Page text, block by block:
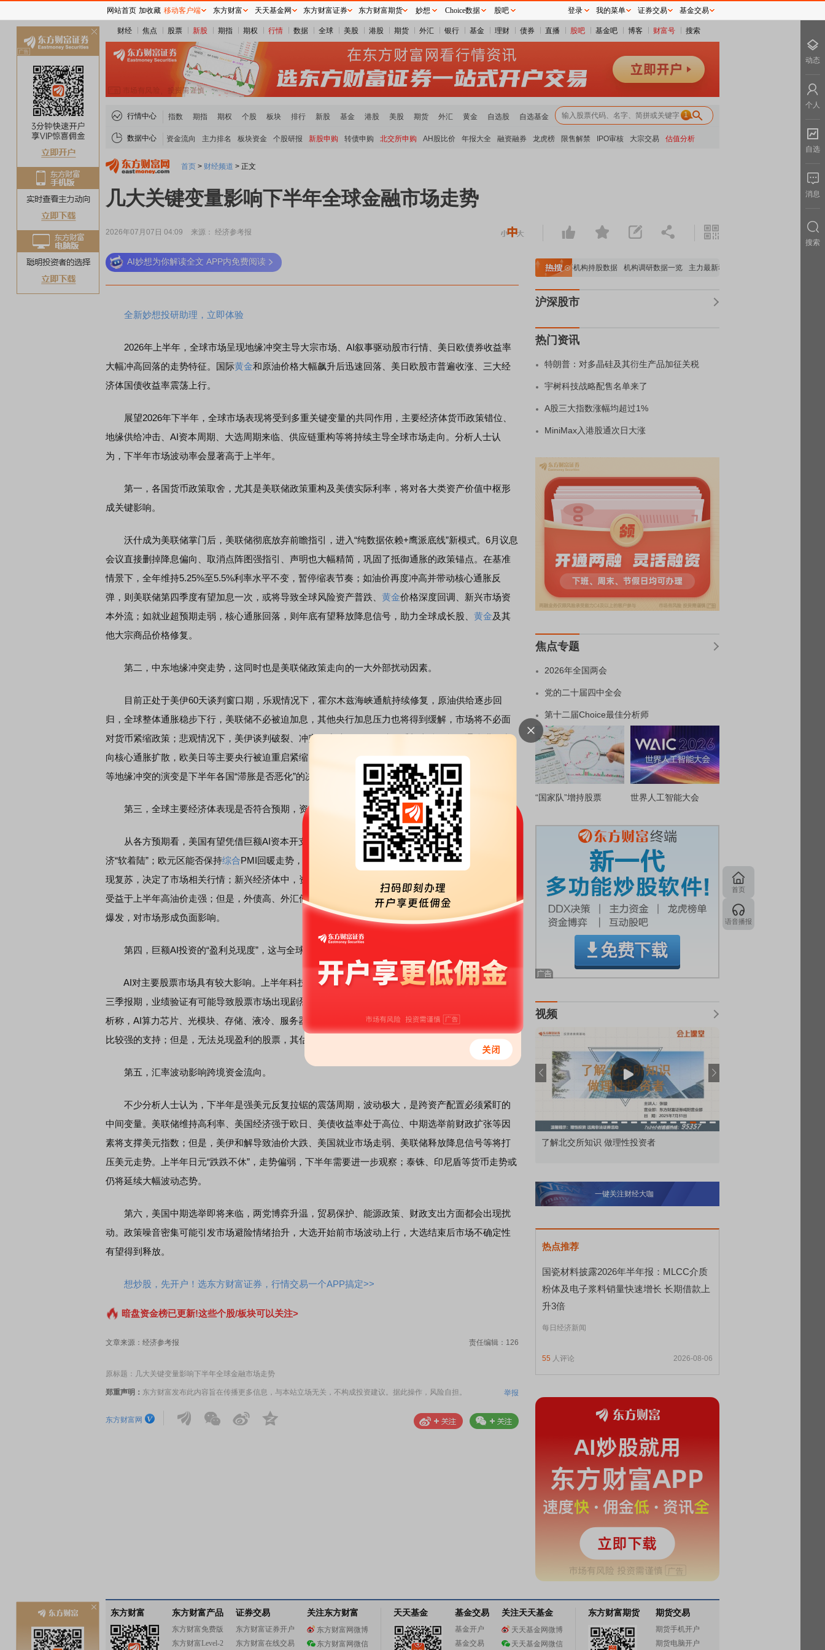
财经 焦点 股票 新股 期指 期权 行情 数据 全球 美股 港股 期货 外汇 银行 基金 理财 债券 直播 股吧 基金吧 博客 财富号 搜索
行情中心 指数 期指 期权 个股 板块 排行 新股 基金 港股 美股 期货 外汇 黄金 自选股 自选基金 1
数据中心 资金流向 主力排名 板块资金 个股研报 新股申购 转债申购 北交所申购 AH股比价 年报大全 融资融券 龙虎榜 限售解禁 IPO审核 大宗交易 估值分析
首页 > 财经频道 > 正文
几大关键变量影响下半年全球金融市场走势
2026年07月07日 04:09 来源： 经济参考报
AI妙想为你解读全文 APP内免费阅读
全新妙想投研助理，立即体验
2026年上半年，全球市场呈现地缘冲突主导大宗市场、AI叙事驱动股市行情、美日欧债券收益率
大幅冲高回落的走势特征。国际黄金和原油价格大幅飙升后迅速回落、美日欧股市普遍收涨、三大经
济体国债收益率震荡上行。
展望2026年下半年，全球市场表现将受到多重关键变量的共同作用，主要经济体货币政策错位、
地缘供给冲击、AI资本周期、大选周期来临、供应链重构等将持续主导全球市场走向。分析人士认
为，下半年市场波动率会显著高于上半年。
第一，各国货币政策取舍，尤其是美联储政策重构及美债实际利率，将对各大类资产价值中枢形
成关键影响。
沃什成为美联储掌门后，美联储彻底放弃前瞻指引，进入“纯数据依赖+鹰派底线”新模式。6月议息
会议直接删掉降息偏向、取消点阵图强指引、声明也大幅精简，巩固了抵御通胀的政策锚点。在基准
情景下，全年维持5.25%至5.5%利率水平不变，暂停缩表节奏；如油价再度冲高并带动核心通胀反
弹，则美联储第四季度有望加息一次，或将导致全球风险资产普跌、 黄金价格深度回调、新兴市场资
本外流；如就业超预期走弱，核心通胀回落，则年底有望释放降息信号，助力全球成长股、 黄金及其
他大宗商品价格修复。
第二，中东地缘冲突走势，这同时也是美联储政策走向的一大外部扰动因素。
目前正处于美伊60天谈判窗口期，乐观情况下，霍尔木兹海峡通航持续修复，原油供给逐步回
归，全球整体通胀稳步下行，美联储不必被迫加息，其他央行加息压力也将得到缓解，市场将不必面
对货币紧缩政策；悲观情况下，美伊谈判破裂、冲突再度扩散，国际油价重新上涨，能源通胀进一步
向核心通胀扩散，欧美日等主要央行被迫重启紧缩，这将对全球经济造成极大负面冲击。因此，中东
等地缘冲突的演变是下半年各国“滞胀是否恶化”的决定性因素。
第三，全球主要经济体表现是否符合预期，资金或将持续从弱经济体向强经济体迁徙。
从各方预期看，美国有望凭借巨额AI资本开支带来的支撑，减少经济对消费的依赖，从而实现经
济“软着陆”；欧元区能否保持综合PMI回暖走势，摆脱内需疲软、工资黏性、财政扩张的约束，进而实
现复苏，决定了市场相关行情；新兴经济体中，资源出口型新兴市场，如巴西、沙特、俄罗斯，有望
受益于上半年高油价走强；但是，外债高、外汇储备薄弱的东南亚、南亚经济体的局部债务风险容易
爆发，对市场形成负面影响。
第四，巨额AI投资的“盈利兑现度”，这与全球股票市场表现关系密切，是市场的一大结构性主线。
AI对主要股票市场具有较大影响。上半年科技股定价逻辑已经发生变化，下半年将先后经历中报和
三季报期，业绩验证有可能导致股票市场出现剧烈调整，是科技股最大的分化变量。一些市场人士分
析称，AI算力芯片、光模块、存储、液冷、服务器等具有较强订单确定性的板块，其股票定价将获得
比较强的支持；但是，无法兑现盈利的股票，其估值将持续压缩。
第五，汇率波动影响跨境资金流向。
不少分析人士认为，下半年是强美元反复拉锯的震荡周期，波动极大，是跨资产配置必须紧盯的
中间变量。美联储维持高利率、美国经济强于欧日、美债收益率处于高位、中期选举前财政扩张等因
素将支撑美元指数；但是，美伊和解导致油价大跌、美国就业市场走弱、美联储释放降息信号等将打
压美元走势。上半年日元“跌跌不休”，走势偏弱，下半年需要进一步观察；泰铢、印尼盾等货币走势或
仍将延续大幅波动态势。
第六，美国中期选举即将来临，两党博弈升温，贸易保护、能源政策、财政支出方面都会出现扰
动。政策噪音密集可能引发市场避险情绪抬升，大选开始前市场波动上行，大选结束后市场不确定性
有望得到释放。
想炒股，先开户！选东方财富证券，行情交易一个APP搞定>>
暗盘资金榜已更新!这些个股/板块可以关注>
文章来源：经济参考报 责任编辑：126
原标题：几大关键变量影响下半年全球金融市场走势
郑重声明： 东方财富发布此内容旨在传播更多信息，与本站立场无关，不构成投资建议。据此操作，风险自担。 举报
东方财富网
稀土板块领涨 A股估值分析全览 重要机构持股数据 机构调研数据一览 主力最新动向
沪深股市
热门资讯
特朗普：对多晶硅及其衍生产品加征关税
宇树科技战略配售名单来了
A股三大指数涨幅均超过1%
MiniMax入港股通次日大涨
焦点专题
2026年全国两会
党的二十届四中全会
第十二届Choice最佳分析师
“国家队”增持股票 世界人工智能大会
视频
K90 至尊版 新品发布会
首席连线｜东方财富证券陈果：A股再平衡的
债券知识通识：从基础认知到特色品种 了解北交所知识 做理性投资者
一键关注财经大咖
热点推荐
国瓷材料披露2026年半年报：MLCC介质
粉体及电子浆料销量快速增长 长期借款上
升3倍
每日经济新闻
55 人评论 2026-08-06
首页
语音播报
东方财富 东方财富产品
东方财富免费版
东方财富Level-2
证券交易
东方财富证券开户
东方财富在线交易
关注东方财富
东方财富网微博
东方财富网微信
天天基金 基金交易
基金开户
基金交易
关注天天基金
天天基金网微博
天天基金网微信
东方财富期货 期货交易
期货手机开户
期货电脑开户
网站首页 加收藏 移动客户端 东方财富 天天基金网 东方财富证券 东方财富期货 妙想 Choice数据 股吧 登录 我的菜单 证券交易 基金交易
动态
个人
自选
消息
搜索
关